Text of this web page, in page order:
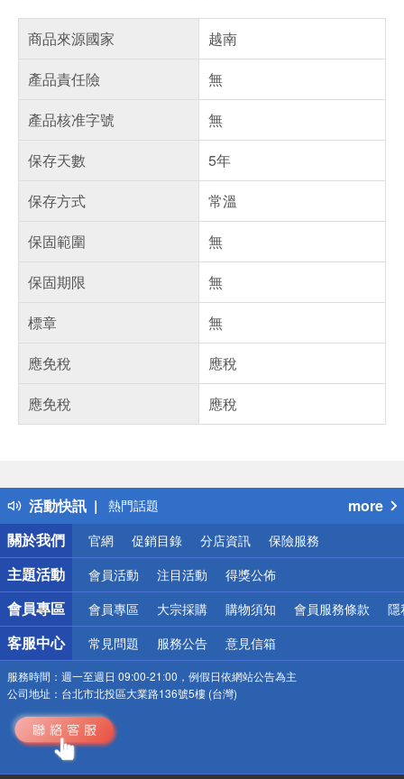
商品來源國家
越南
產品責任險
無
產品核准字號
無
保存天數
5年
保存方式
常溫
保固範圍
無
保固期限
無
標章
無
應免稅
應稅
應免稅
應稅
活動快訊
得獎公告
熱門話題
銀行優惠
偏遠地區配送
詐騙網頁！請小心！
more
關於我們
官網 促銷目錄 分店資訊 保險服務
主題活動 會員活動 注目活動 得獎公佈
會員專區 會員專區 大宗採購 購物須知 會員服務條款 隱
客服中心 常見問題 服務公告 意見信箱
服務時間： 週一至週日 09:00-21:00，例假日依網站公告為主
公司地址： 台北市北投區大業路136號5樓 (台灣)